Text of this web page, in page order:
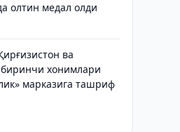
олтин медал олди
ва
хонимлари
марказига ташриф